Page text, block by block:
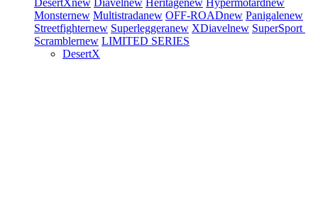
DesertXnew Diavelnew Heritagenew Hypermotardnew
Monsternew Multistradanew OFF-ROADnew Panigalenew
Streetfighternew Superleggeranew XDiavelnew SuperSport
Scramblernew LIMITED SERIES
DesertX